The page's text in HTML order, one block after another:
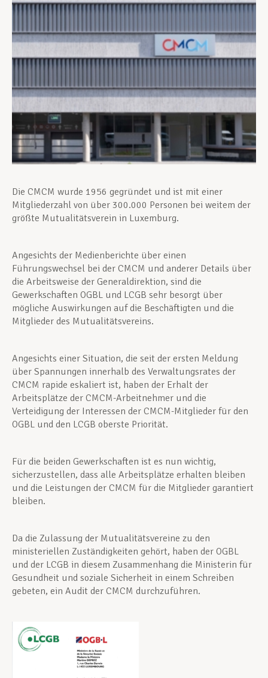
Mitglied werden
Aktuell
Die CMCM wurde 1956 gegründet und ist mit einer
Mitgliederzahl von über 300.000 Personen bei weitem der
größte Mutualitätsverein in Luxemburg.
Angesichts der Medienberichte über einen
Führungswechsel bei der CMCM und anderer Details über
die Arbeitsweise der Generaldirektion, sind die
Gewerkschaften OGBL und LCGB sehr besorgt über
mögliche Auswirkungen auf die Beschäftigten und die
Mitglieder des Mutualitätsvereins.
Angesichts einer Situation, die seit der ersten Meldung
über Spannungen innerhalb des Verwaltungsrates der
CMCM rapide eskaliert ist, haben der Erhalt der
Arbeitsplätze der CMCM-Arbeitnehmer und die
Verteidigung der Interessen der CMCM-Mitglieder für den
OGBL und den LCGB oberste Priorität.
Für die beiden Gewerkschaften ist es nun wichtig,
sicherzustellen, dass alle Arbeitsplätze erhalten bleiben
und die Leistungen der CMCM für die Mitglieder garantiert
bleiben.
Da die Zulassung der Mutualitätsvereine zu den
ministeriellen Zuständigkeiten gehört, haben der OGBL
und der LCGB in diesem Zusammenhang die Ministerin für
Gesundheit und soziale Sicherheit in einem Schreiben
gebeten, ein Audit der CMCM durchzuführen.